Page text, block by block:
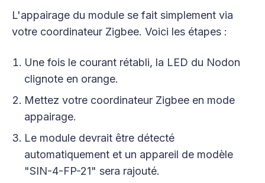
L'appairage du module se fait simplement via
votre coordinateur Zigbee. Voici les étapes :
Une fois le courant rétabli, la LED du Nodon
clignote en orange.
Mettez votre coordinateur Zigbee en mode
appairage.
Le module devrait être détecté
automatiquement et un appareil de modèle
"SIN-4-FP-21" sera rajouté.